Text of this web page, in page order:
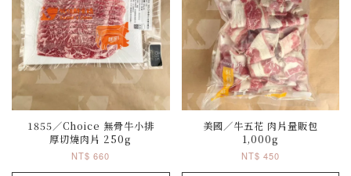
1855／Choice 無骨牛小排
厚切燒肉片 250g
NT$ 660
美國／牛五花 肉片量販包
1,000g
NT$ 450